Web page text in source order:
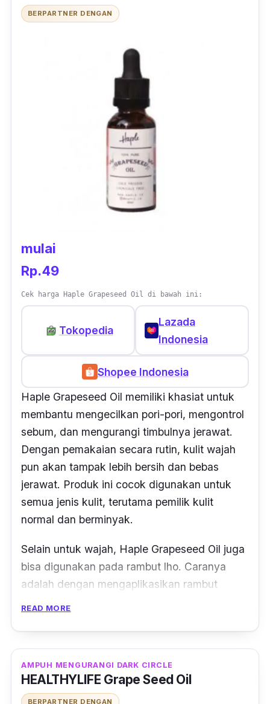
BERPARTNER DENGAN
mulai
Rp.49
Cek harga Haple Grapeseed Oil di bawah ini:
Tokopedia
Lazada
Indonesia
Shopee Indonesia
Haple Grapeseed Oil memiliki khasiat untuk
membantu mengecilkan pori-pori, mengontrol
sebum, dan mengurangi timbulnya jerawat.
Dengan pemakaian secara rutin, kulit wajah
pun akan tampak lebih bersih dan bebas
jerawat. Produk ini cocok digunakan untuk
semua jenis kulit, terutama pemilik kulit
normal dan berminyak.
Selain untuk wajah, Haple Grapeseed Oil juga
bisa digunakan pada rambut lho. Caranya
adalah dengan mengaplikasikan rambut
kaca dengan tutup yangsecuremembuat
produk ini fleksibel dibawa.
READ MORE
AMPUH MENGURANGI DARK CIRCLE
HEALTHYLIFE Grape Seed Oil
BERPARTNER DENGAN